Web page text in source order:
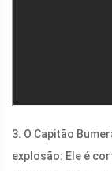
3. O Capitão
explosão: Ele é